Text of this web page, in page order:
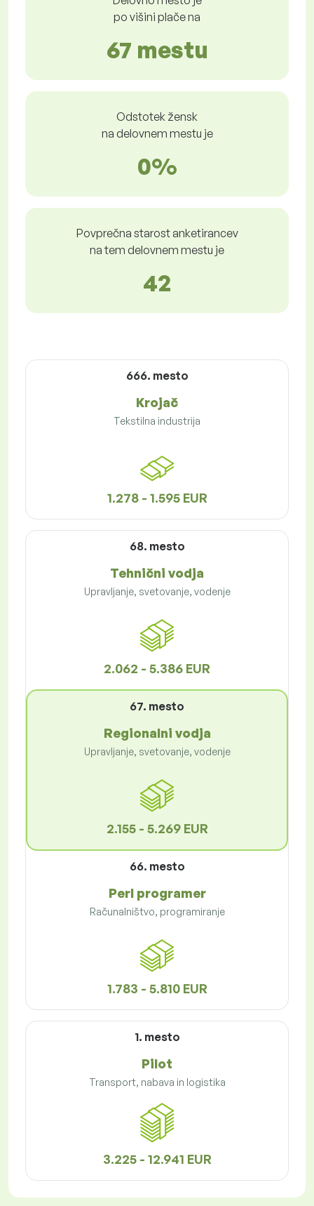
po višini plače na
67 mestu
Odstotek žensk
na delovnem mestu je
0%
Povprečna starost anketirancev
na tem delovnem mestu je
42
666. mesto
Krojač
Tekstilna industrija
1.278 - 1.595 EUR
68. mesto
Tehnični vodja
Upravljanje, svetovanje, vodenje
2.062 - 5.386 EUR
67. mesto
Regionalni vodja
Upravljanje, svetovanje, vodenje
2.155 - 5.269 EUR
66. mesto
Perl programer
Računalništvo, programiranje
1.783 - 5.810 EUR
1. mesto
Pilot
Transport, nabava in logistika
3.225 - 12.941 EUR